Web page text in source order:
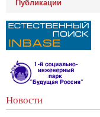
Публикации
Новости